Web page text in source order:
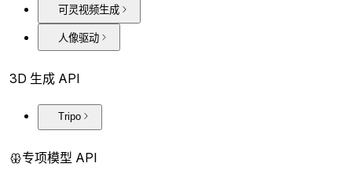
可灵视频生成
人像驱动
3D 生成 API
Tripo
专项模型 API